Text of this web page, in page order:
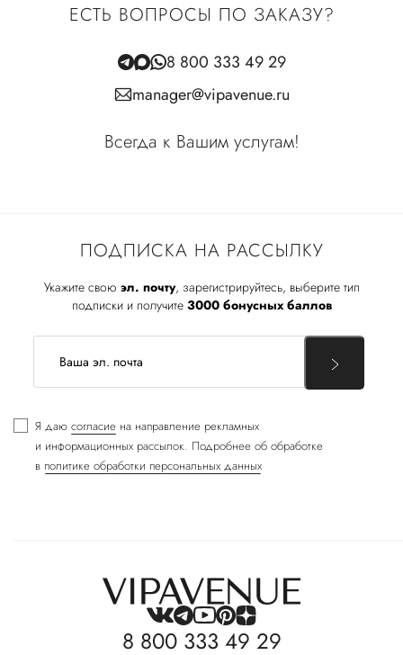
ПОДПИСКА НА РАССЫЛКУ
Укажите свою эл. почту, зарегистрируйтесь, выберите тип
подписки и получите 3000 бонусных баллов
Я даю согласие на направление рекламных
и информационных рассылок. Подробнее об обработке
в политике обработки персональных данных
ЕСТЬ ВОПРОСЫ ПО ЗАКАЗУ?
8 800 333 49 29
manager@vipavenue.ru
Всегда к Вашим услугам!
8 800 333 49 29